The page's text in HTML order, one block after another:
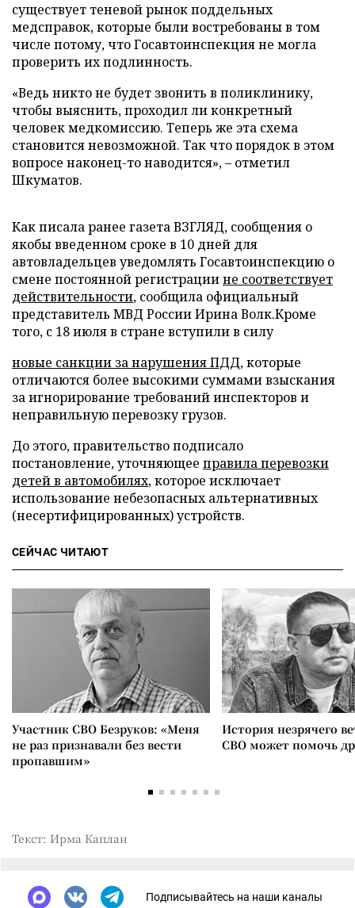
существует теневой рынок поддельных
медсправок, которые были востребованы в том
числе потому, что Госавтоинспекция не могла
проверить их подлинность.
«Ведь никто не будет звонить в поликлинику,
чтобы выяснить, проходил ли конкретный
человек медкомиссию. Теперь же эта схема
становится невозможной. Так что порядок в этом
вопросе наконец-то наводится», – отметил
Шкуматов.
Как писала ранее газета ВЗГЛЯД, сообщения о
якобы введенном сроке в 10 дней для
автовладельцев уведомлять Госавтоинспекцию о
смене постоянной регистрациине соответствует
действительности, сообщила официальный
представитель МВД России Ирина Волк.Кроме
того, с 18 июля в стране вступили в силу
новые санкции за нарушения ПДД, которые
отличаются более высокими суммами взыскания
за игнорирование требований инспекторов и
неправильную перевозку грузов.
До этого, правительство подписало
постановление, уточняющее правила перевозки
детей в автомобилях, которое исключает
использование небезопасных альтернативных
(несертифицированных) устройств.
СЕЙЧАС ЧИТАЮТ
Участник СВО Безруков: «Меня
не раз признавали без вести
пропавшим»
История незрячего
СВО может помочь
Текст: Ирма Каплан
Подписывайтесь на наши каналы